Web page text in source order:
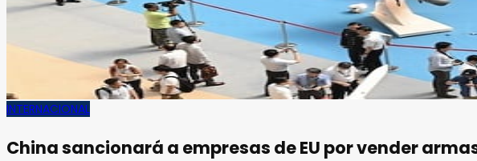
INTERNACIONAL
China sancionará a empresas de EU por vender